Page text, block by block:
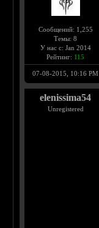
Сообщений: 1,255
Темы: 8
У нас с: Jan 2014
Рейтинг: 115
07-08-2015, 10:16 PM
elenissima54
Unregistered